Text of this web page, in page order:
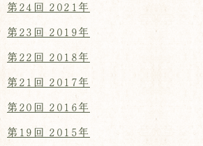
第24回 2021年
第23回 2019年
第22回 2018年
第21回 2017年
第20回 2016年
第19回 2015年